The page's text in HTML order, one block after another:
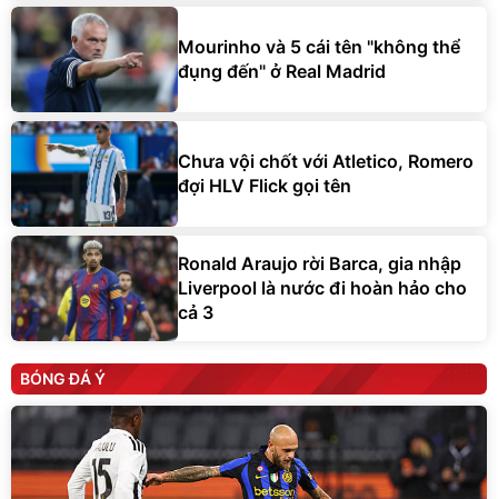
Mourinho và 5 cái tên "không thể
đụng đến" ở Real Madrid
Chưa vội chốt với Atletico, Romero
đợi HLV Flick gọi tên
Ronald Araujo rời Barca, gia nhập
Liverpool là nước đi hoàn hảo cho
cả 3
BÓNG ĐÁ Ý